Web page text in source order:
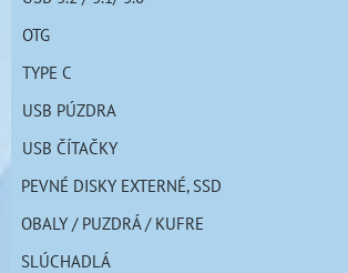
OTG
TYPE C
USB PÚZDRA
USB ČÍTAČKY
PEVNÉ DISKY EXTERNÉ, SSD
OBALY / PUZDRÁ / KUFRE
SLÚCHADLÁ